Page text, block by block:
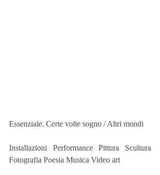
Essenziale. Certe volte sogno / Altri mondi
Installazioni Performance Pittura Scultura
Fotografia Poesia Musica Video art